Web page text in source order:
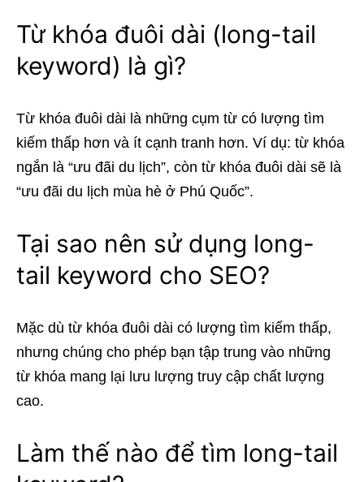
Từ khóa đuôi dài (long-tail
keyword) là gì?
Từ khóa đuôi dài là những cụm từ có lượng tìm
kiếm thấp hơn và ít cạnh tranh hơn. Ví dụ: từ khóa
ngắn là “ưu đãi du lịch”, còn từ khóa đuôi dài sẽ là
“ưu đãi du lịch mùa hè ở Phú Quốc”.
Tại sao nên sử dụng long-
tail keyword cho SEO?
Mặc dù từ khóa đuôi dài có lượng tìm kiếm thấp,
nhưng chúng cho phép bạn tập trung vào những
từ khóa mang lại lưu lượng truy cập chất lượng
cao.
Làm thế nào để tìm long-tail